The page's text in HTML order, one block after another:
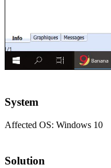
System
Affected OS: Windows 10
Solution